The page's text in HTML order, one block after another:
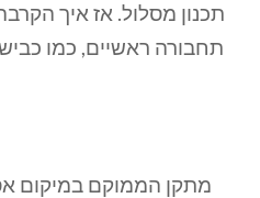
תכנון מסלול. אז איך
תחבורה ראשיים, כמו
מתקן הממוקם במיקום